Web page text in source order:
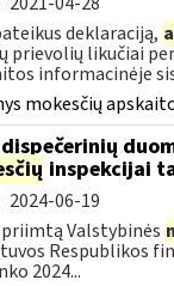
deklaraciją,
prievolių likučiai
informacinėje
mokesčių
dispečerinių
inspekcijai
2024-06-19
Valstybinės
Respublikos
2024...